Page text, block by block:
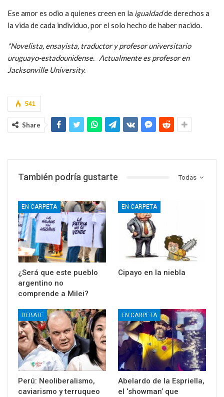
Ese amor es odio a quienes creen en la igualdadde derechos a
la vida de cada individuo, por el solo hecho de haber nacido.
*Novelista, ensayista, traductor y profesor universitario
uruguayo-estadounidense. Actualmente es profesor en
Jacksonville University.
541
Share
Todas
También podría gustarte
EN CARPETA
¿Será que este pueblo
argentino no
comprende a Milei?
EN CARPETA
Cipayo en la niebla
DEBATE
Perú: Neoliberalismo,
caviarismo y terruqueo
EN CARPETA
Abelardo de la Espriella,
el ‘showman’ que